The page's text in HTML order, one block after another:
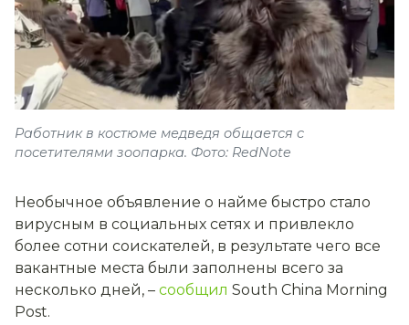
Работник в костюме медведя общается с
посетителями зоопарка. Фото: RedNote
Необычное объявление о найме быстро стало
вирусным в социальных сетях и привлекло
более сотни соискателей, в результате чего все
вакантные места были заполнены всего за
несколько дней, – сообщил South China Morning
Post.